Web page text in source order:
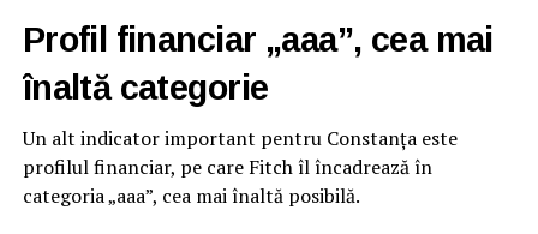
Profil financiar „aaa”, cea mai
înaltă categorie
Un alt indicator important pentru Constanța este
profilul financiar, pe care Fitch îl încadrează în
categoria „aaa”, cea mai înaltă posibilă.